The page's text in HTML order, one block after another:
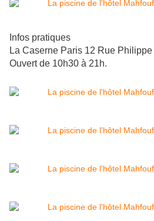
Infos pratiques
La Caserne Paris 12 Rue
Ouvert de 10h30 à 21h.